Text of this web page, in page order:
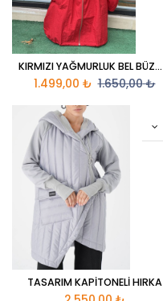
KIRMIZI YAĞMURLUK BEL BÜZGÜLÜ
1.499,00 ₺ 1.650,00₺
TASARIM KAPİTONELİ HIRKA